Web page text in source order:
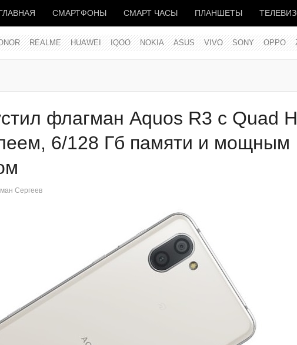
СМАРТФОНЫ СМАРТ ЧАСЫ ПЛАНШЕТЫ
REALME HUAWEI IQOO NOKIA ASUS VIVO SONY OPPO
флагман Aquos R3 с Quad
6/128 Гб памяти и мощным
Сергеев